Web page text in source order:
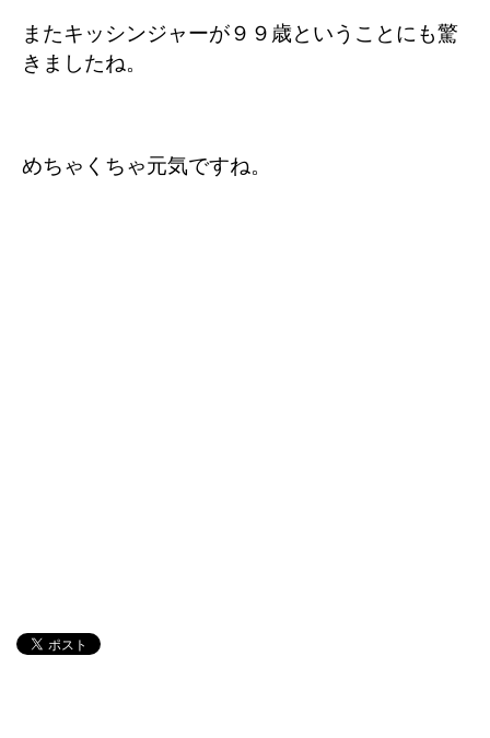
またキッシンジャーが９９歳ということにも驚
きましたね。
めちゃくちゃ元気ですね。